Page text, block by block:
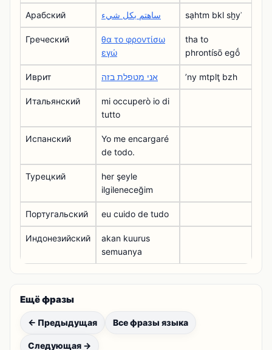
Арабский ساهتم بكل شيء sạhtm bkl sẖyʾ
Греческий
θα το φροντίσω
εγώ
tha to
phrontísō egṓ
Иврит אני מטפלת בזה ʼny mtplţ bzh
Итальянский
mi occuperò io di
tutto
Испанский
Yo me encargaré
de todo.
Турецкий
her şeyle
ilgileneceğim
Португальский eu cuido de tudo
Индонезийский
akan kuurus
semuanya
Ещё фразы
← Предыдущая Все фразы языка
Следующая →